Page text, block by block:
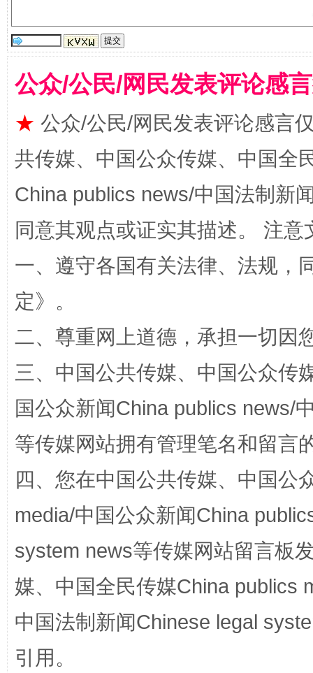
阿坝州三大球赛在茂县开幕 规模
国家大学科技园优化重塑工作
扯下公款旅游的“隐身衣”
公众/公民/网民发表评论感
★ 公众/公民/网民发表评论感言
共传媒、中国公众传媒、中国全
China publics news/中国法制新
同意其观点或证实其描述。 注
一、遵守各国有关法律、法规，
定》。
二、尊重网上道德，承担一切因
三、中国公共传媒、中国公众传
国公众新闻China publics news/
等传媒网站拥有管理笔名和留言
四、您在中国公共传媒、中国公
media/中国公众新闻China
system news等传媒网站留言板
媒、中国全民传媒China publics
中国法制新闻Chinese legal
引用。